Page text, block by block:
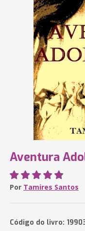
Aventura
Por Tamires Santos
Código do livro: